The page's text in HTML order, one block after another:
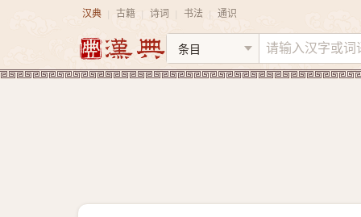
汉典 古籍 诗词 书法 通识